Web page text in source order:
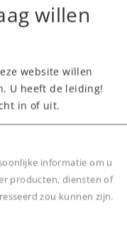
met
willen
website willen
U heeft de leiding!
in of uit.
informatie om u
producten, diensten of
zou kunnen zijn.